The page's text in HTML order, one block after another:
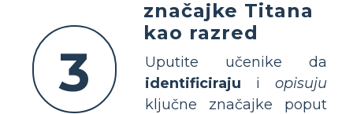
3
značajke Titana
kao razred
Uputite učenike da
identificiraju i opisuju
ključne značajke poput